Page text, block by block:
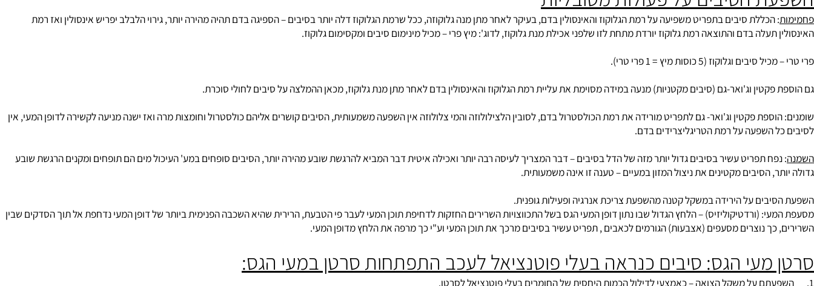
הסיבים על פעולות מטובליות
תעלה בדם והתוצאה רמת גלוקוז יורדת מתחת לזו שלפני אכילת מנת גלוקוז, לדוג': מיץ פרי – מכיל מינימום סיבים ומקסימום גלוקוז.
וגלוקוז (5 כוסות מיץ = 1 פרי טרי).
פקטין וג'ואר-גם (סיבים מקטניות) מנעה במידה מסוימת את עליית רמת הגלוקוז והאינסולין בדם לאחר מתן מנת גלוקוז, מכאן ההמלצה על סיבים לחולי סוכרת.
השפעה על רמת הטריגליצרידים בדם.
תפריט עשיר בסיבים גדול יותר מזה של הדל בסיבים – דבר המצריך לעיסה רבה יותר ואכילה איטית דבר המביא להרגשת שובע מהירה יותר, הסיבים סופחים במע' העיכול מים הם תופחים ומקנים הרגשת שובע
הסיבים מקטינים את ניצול המזון במעיים – טענה זו אינה משמעותית.
על ה ירידה במשקל קטנה מהשפעת צריכת אנרגיה ופעילות גופנית.
(ורדטיקוליזיס) – הלחץ הגדול שבו נתון דופן המעי הגס בשל התכווצויות השרירים החזקות לדחיפת תוכן המעי לעבר פי הטבעת, הרירית שהיא השכבה הפנימית ביותר של דופן המעי נדחפת אל תוך הסדקים שבין
כך נוצרים מסעפים (אצבעות) הגורמים לכאבים , תפריט עשיר בסיבים מרכך את תוכן המעי וע"י כך מרפה את הלחץ מדופן המעי.